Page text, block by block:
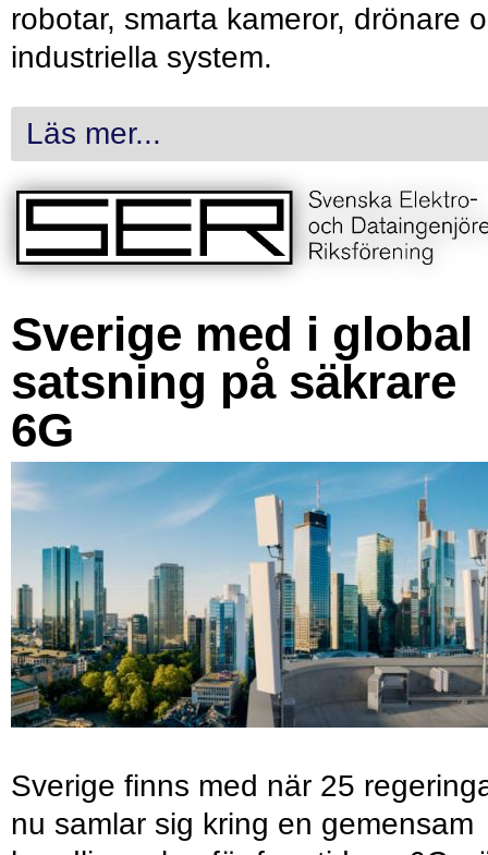
robotar, smarta kameror, drönare
industriella system.
Läs mer...
Sverige med i global
satsning på säkrare
6G
Sverige finns med när 25
nu samlar sig kring en gemensam